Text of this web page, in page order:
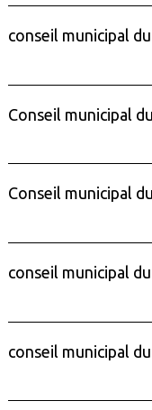
conseil municipal
Conseil municipal
Conseil municipal
conseil municipal
conseil municipal